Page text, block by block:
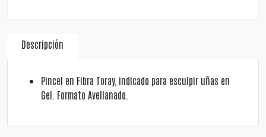
Descripción
Pincel en Fibra Toray, indicado para esculpir uñas en
Gel. Formato Avellanado.